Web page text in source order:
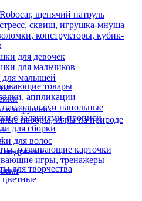
щенячий патруль
сквиш, игрушка-мнуша
конструкторы, кубик-
для девочек
для мальчиков
малышей
в игрушках
наборы, игры на природе
для волос
товары
аппликации
и напольные
с заданиями, прописи
для сборки
развивающие карточки
игры, тренажеры
для творчества